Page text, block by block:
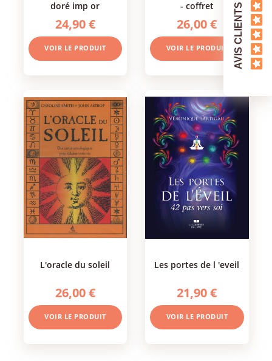
doré imp or
24,90 €
VOIR LE PRODUIT
- coffret
26,00 €
VOIR LE PRODUIT
l'oracle du soleil
26,00 €
VOIR LE PRODUIT
les portes de l 'eveil
21,90 €
VOIR LE PRODUIT
AVIS CLIENTS